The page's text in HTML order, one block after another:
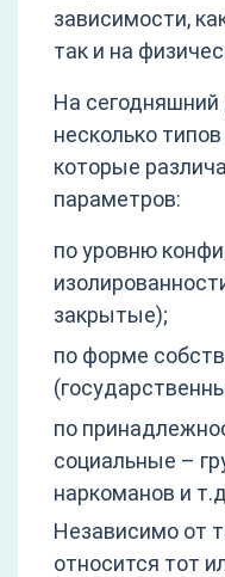
зависимости,
так и на
На
несколько
которые
параметров:
по уровню
закрытые);
по форме
по
социальные –
наркоманов и
Независимо от
относится тот